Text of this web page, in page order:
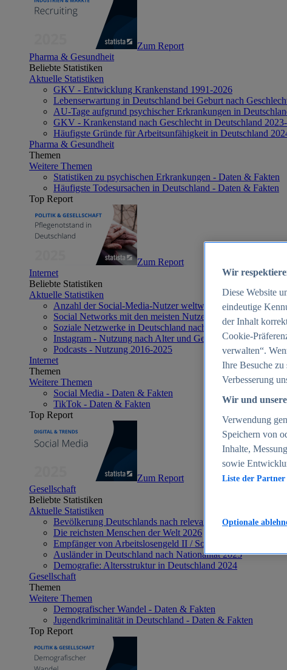
Zum Report
Pharma & Gesundheit
Beliebte Statistiken
Aktuelle Statistiken
GKV - Entwicklung Krankenstand 1991-2026
Lebenserwartung in Deutschland bei Geburt nach
AU-Tage aufgrund psychischer Erkrankungen in
GKV - Krankenstand nach Geschlecht in Deutschland
Häufigste Gründe für Arbeitsunfähigkeit in Deutschland
Pharma & Gesundheit
Themen
Weitere Themen
Statistiken zu psychischen Erkrankungen - Daten & Fakten
Häufigste Todesursachen in Deutschland - Daten & Fakten
Top Report
Zum Report
Internet
Beliebte Statistiken
Aktuelle Statistiken
Anzahl der Social-Media-Nutzer weltweit 2012-2025
Social Networks mit den meisten Nutzern weltweit 2025
Soziale Netzwerke in Deutschland nach Generationen 2025
Instagram - Nutzung nach Alter und Geschlecht in
Podcasts - Nutzung 2016-2025
Internet
Themen
Weitere Themen
Social Media - Daten & Fakten
TikTok - Daten & Fakten
Top Report
Zum Report
Gesellschaft
Beliebte Statistiken
Aktuelle Statistiken
Bevölkerung Deutschlands nach relevanten Altersgruppen
Die reichsten Menschen der Welt 2026
Empfänger von Arbeitslosengeld II / Sozialgeld / Bürgergeld
Ausländer in Deutschland nach Nationalität 2025
Demografie: Altersstruktur in Deutschland 2024
Gesellschaft
Themen
Weitere Themen
Demografischer Wandel - Daten & Fakten
Jugendkriminalität in Deutschland - Daten & Fakten
Top Report
Wir
Diese Website
eindeutige
der Inhalt
Cookie-
verwalten“.
Ihre Besuche
Verbesserung
Wir und
Verwendung
Speichern von
Inhalte,
sowie
Liste der
Optionale